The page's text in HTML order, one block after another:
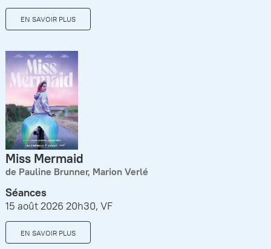
EN SAVOIR PLUS
Miss Mermaid
de Pauline Brunner, Marion Verlé
Séances
15 août 2026 20h30, VF
EN SAVOIR PLUS